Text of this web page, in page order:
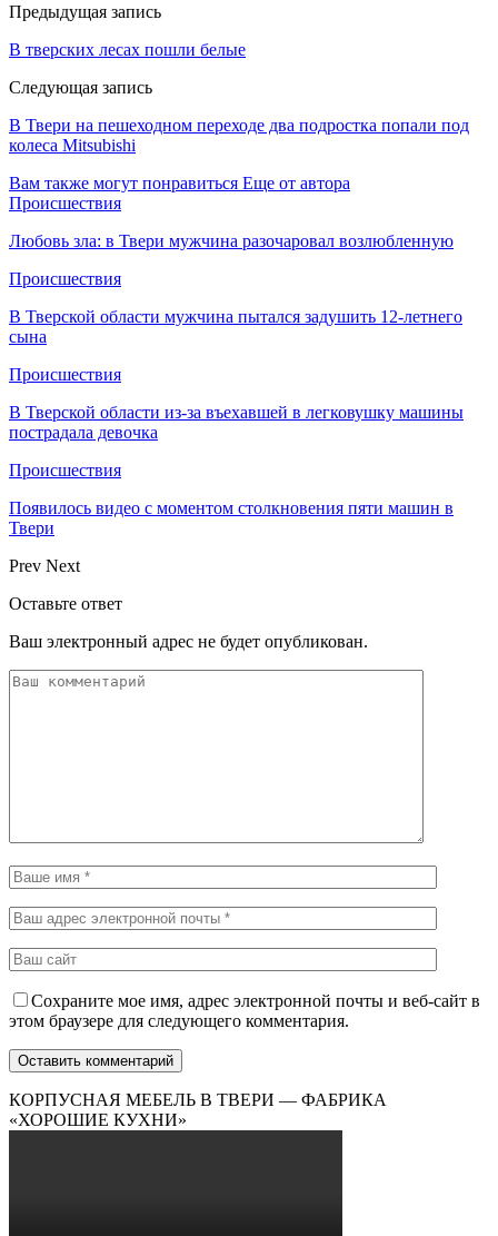
Предыдущая запись
В тверских лесах пошли белые
Следующая запись
В Твери на пешеходном переходе два подростка попали под
колеса Mitsubishi
Вам также могут понравиться Еще от автора
Происшествия
Любовь зла: в Твери мужчина разочаровал возлюбленную
Происшествия
В Тверской области мужчина пытался задушить 12-летнего
сына
Происшествия
В Тверской области из-за въехавшей в легковушку машины
пострадала девочка
Происшествия
Появилось видео с моментом столкновения пяти машин в
Твери
Prev Next
Оставьте ответ
Ваш электронный адрес не будет опубликован.
Сохраните мое имя, адрес электронной почты и веб-сайт в
этом браузере для следующего комментария.
КОРПУСНАЯ МЕБЕЛЬ В ТВЕРИ — ФАБРИКА
«ХОРОШИЕ КУХНИ»